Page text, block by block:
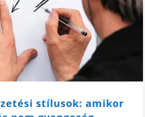
stílusok: amikor